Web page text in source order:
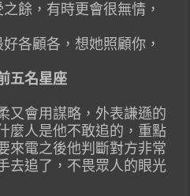
餘，有時更會很無情，
各顧各，想她照顧你，
五名星座
又會用謀略，外表謙遜的
麼人是他不敢追的，重點
來電之後他判斷對方非常
去追了，不畏眾人的眼光